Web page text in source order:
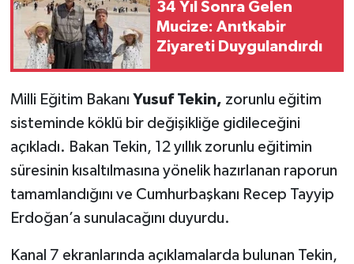
34 Yıl Sonra Gelen
Mucize: Anıtkabir
Ziyareti Duygulandırdı
Milli Eğitim Bakanı Yusuf Tekin, zorunlu eğitim
sisteminde köklü bir değişikliğe gidileceğini
açıkladı. Bakan Tekin, 12 yıllık zorunlu eğitimin
süresinin kısaltılmasına yönelik hazırlanan raporun
tamamlandığını ve Cumhurbaşkanı Recep Tayyip
Erdoğan’a sunulacağını duyurdu.
Kanal 7 ekranlarında açıklamalarda bulunan Tekin,